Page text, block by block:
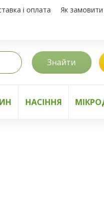
і оплата Як замовити
Знайти
НАСІННЯ